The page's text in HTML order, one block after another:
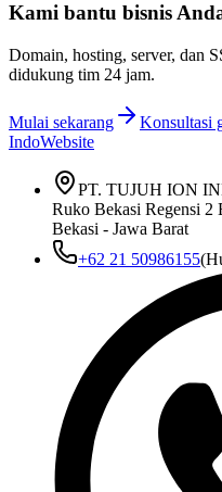
Kami bantu bisnis
Domain, hosting, server, dan
didukung tim 24 jam.
Mulai sekarang
Konsultasi
IndoWebsite
PT. TUJUH ION
Ruko Bekasi Regensi
Bekasi - Jawa Barat
+62 21 50986155